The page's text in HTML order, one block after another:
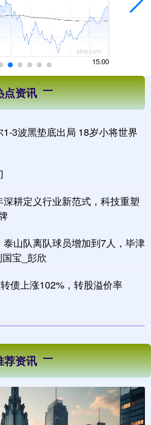
点资讯
3波黑垫底出局 18岁小将世界
耕定义行业新范式，科技重塑
山队离队球员增加到7人，毕津
宝_彭欣
债上涨102%，转股溢价率
荐资讯